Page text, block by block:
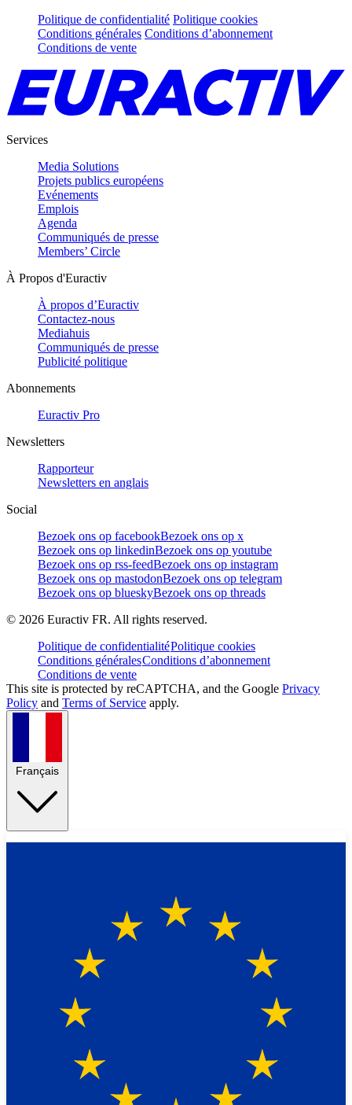
Politique de confidentialité Politique cookies
Conditions générales Conditions d’abonnement
Conditions de vente
Services
Media Solutions
Projets publics européens
Evénements
Emplois
Agenda
Communiqués de presse
Members’ Circle
À Propos d'Euractiv
À propos d’Euractiv
Contactez-nous
Mediahuis
Communiqués de presse
Publicité politique
Abonnements
Euractiv Pro
Newsletters
Rapporteur
Newsletters en anglais
Social
Bezoek ons op facebookBezoek ons op x
Bezoek ons op linkedinBezoek ons op youtube
Bezoek ons op rss-feedBezoek ons op instagram
Bezoek ons op mastodonBezoek ons op telegram
Bezoek ons op blueskyBezoek ons op threads
© 2026 Euractiv FR. All rights reserved.
Politique de confidentialitéPolitique cookies
Conditions généralesConditions d’abonnement
Conditions de vente
This site is protected by reCAPTCHA, and the Google Privacy
Policy and Terms of Service apply.
Français